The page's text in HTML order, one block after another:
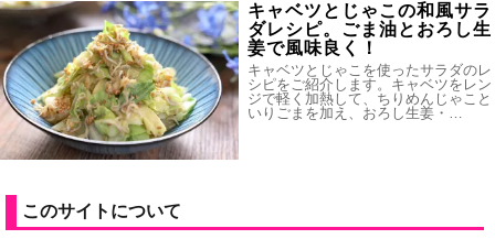
キャベツとじゃこの和風サラ
ダレシピ。ごま油とおろし生
姜で風味良く！
キャベツとじゃこを使ったサラダのレ
シピをご紹介します。キャベツをレン
ジで軽く加熱して、ちりめんじゃこと
いりごまを加え、おろし生姜・…
このサイトについて